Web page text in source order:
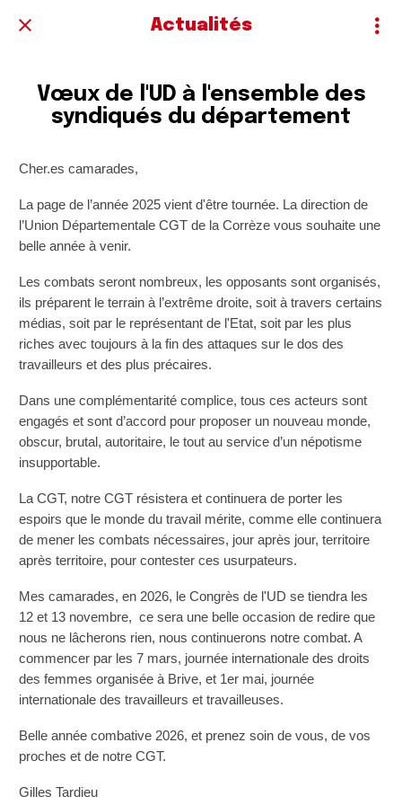
Actualités
Vœux de l'UD à l'ensemble des
syndiqués du département
Cher.es camarades,
La page de l’année 2025 vient d'être tournée. La direction de
l’Union Départementale CGT de la Corrèze vous souhaite une
belle année à venir.
Les combats seront nombreux, les opposants sont organisés,
ils préparent le terrain à l’extrême droite, soit à travers certains
médias, soit par le représentant de l'Etat, soit par les plus
riches avec toujours à la fin des attaques sur le dos des
travailleurs et des plus précaires.
Dans une complémentarité complice, tous ces acteurs sont
engagés et sont d’accord pour proposer un nouveau monde,
obscur, brutal, autoritaire, le tout au service d’un népotisme
insupportable.
La CGT, notre CGT résistera et continuera de porter les
espoirs que le monde du travail mérite, comme elle continuera
de mener les combats nécessaires, jour après jour, territoire
après territoire, pour contester ces usurpateurs.
Mes camarades, en 2026, le Congrès de l'UD se tiendra les
12 et 13 novembre, ce sera une belle occasion de redire que
nous ne lâcherons rien, nous continuerons notre combat. A
commencer par les 7 mars, journée internationale des droits
des femmes organisée à Brive, et 1er mai, journée
internationale des travailleurs et travailleuses.
Belle année combative 2026, et prenez soin de vous, de vos
proches et de notre CGT.
Gilles Tardieu